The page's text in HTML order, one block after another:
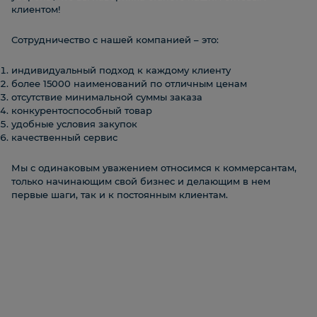
клиентом!
Сотрудничество с нашей компанией – это:
индивидуальный подход к каждому клиенту
более 15000 наименований по отличным ценам
отсутствие минимальной суммы заказа
конкурентоспособный товар
удобные условия закупок
качественный сервис
Мы с одинаковым уважением относимся к коммерсантам,
только начинающим свой бизнес и делающим в нем
первые шаги, так и к постоянным клиентам.